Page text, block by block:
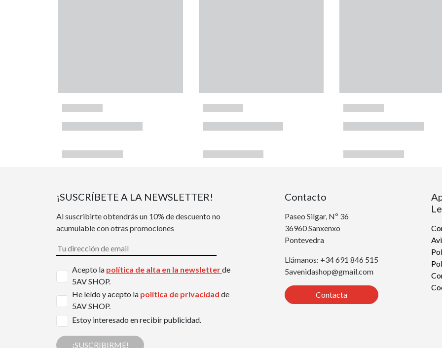
¡SUSCRÍBETE A LA NEWSLETTER!
Al suscribirte obtendrás un 10% de descuento no
acumulable con otras promociones
Acepto la política de alta en la newsletterde
5AV SHOP.
He leído y acepto la política de privacidad de
5AV SHOP.
Estoy interesado en recibir publicidad.
¡SUSCRIBIRME!
Contacto
Paseo Silgar, Nº 36
36960 Sanxenxo
Pontevedra
Llámanos: +34 691 846 515
5avenidashop@gmail.com
Contacta